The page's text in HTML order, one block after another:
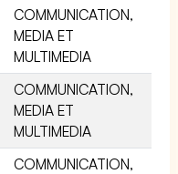
COMMUNICATION,
MEDIA ET
MULTIMEDIA
COMMUNICATION,
MEDIA ET
MULTIMEDIA
COMMUNICATION,